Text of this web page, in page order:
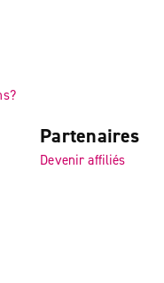
Partenaires
Devenir affiliés